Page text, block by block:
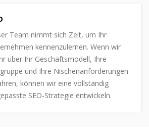
Team nimmt sich Zeit, um Ihr
kennenzulernen. Wenn wir
über Ihr Geschäftsmodell, Ihre
und Ihre Nischenanforderungen
können wir eine vollständig
SEO-Strategie entwickeln.